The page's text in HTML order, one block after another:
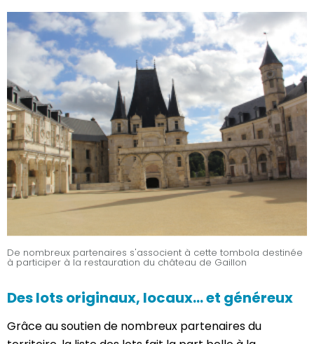
De nombreux partenaires s'associent à cette tombola destinée
à participer à la restauration du château de Gaillon
Des lots originaux, locaux… et généreux
Grâce au soutien de nombreux partenaires du